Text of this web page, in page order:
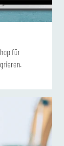
für